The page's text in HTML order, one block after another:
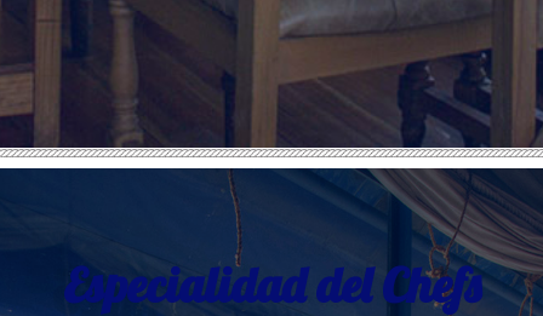
Especialidad del Chefs